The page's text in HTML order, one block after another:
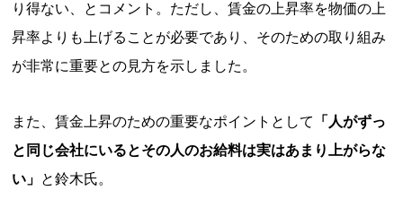
り得ない、とコメント。ただし、賃金の上昇率を物価の上
昇率よりも上げることが必要であり、そのための取り組み
が非常に重要との見方を示しました。
また、賃金上昇のための重要なポイントとして
「人がずっ
と同じ会社にいるとその人のお給料は実はあまり上がらな
い」 と鈴木氏。